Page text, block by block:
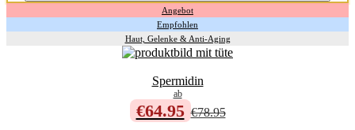
Angebot
Empfohlen
Haut, Gelenke & Anti-Aging
Spermidin
ab
€64.95 €78.95